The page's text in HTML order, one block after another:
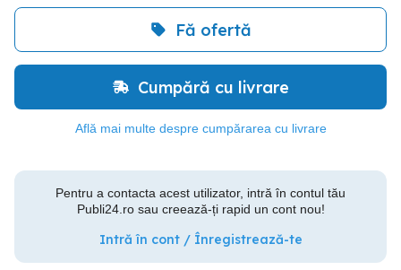
Fă ofertă
Cumpără cu livrare
Află mai multe despre cumpărarea cu livrare
Pentru a contacta acest utilizator, intră în contul tău
Publi24.ro sau creează-ți rapid un cont nou!
Intră în cont / Înregistrează-te